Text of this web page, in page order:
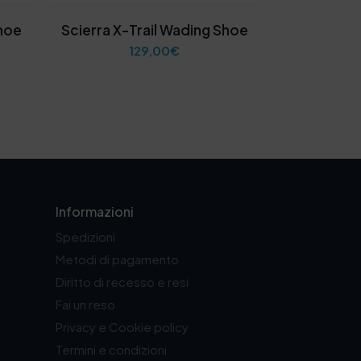
Scierra X-Trail Wading Shoe
129,00€
Informazioni
Spedizioni
Metodi di pagamento
Diritto di recesso e resi
Fai un reso
Privacy e Cookie policy
Termini e condizioni